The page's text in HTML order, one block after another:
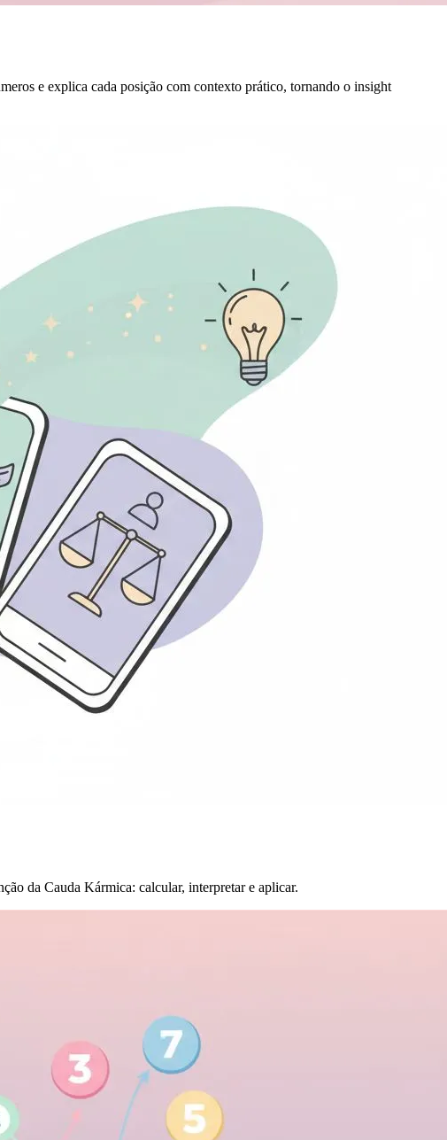
e explica cada posição com contexto prático, tornando o insight
da Cauda Kármica: calcular, interpretar e aplicar.